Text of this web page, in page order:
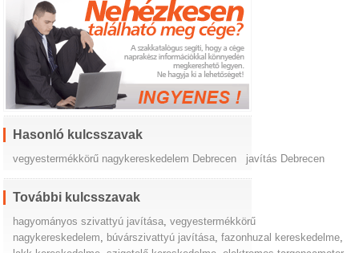
Hasonló kulcsszavak
vegyestermékkörű nagykereskedelem Debrecen javítás Debrecen
További kulcsszavak
hagyományos szivattyú javítása ,vegyestermékkörű
nagykereskedelem
búvárszivattyú javítása ,fazonhuzal kereskedelme